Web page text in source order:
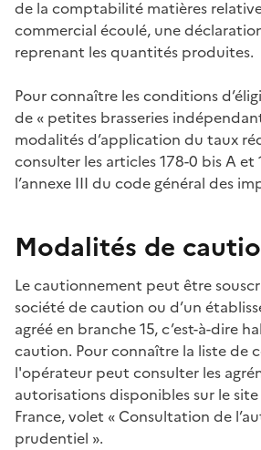
de la comptabilité matières relative
commercial écoulé, une
reprenant les quantités produites.
Pour connaître les conditions
de « petites brasseries
modalités d’application du taux
consulter les articles 178-0 bis A et
l’annexe III du code général des
Modalités de
Le cautionnement peut être
société de caution ou d’un
agréé en branche 15, c’est-à-dire
caution. Pour connaître la liste de
l'opérateur peut consulter les
autorisations disponibles sur le
France, volet « Consultation de
prudentiel ».